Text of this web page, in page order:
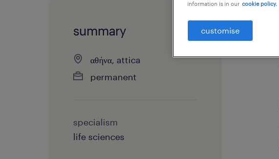
summary
αθήνα, attica
permanent
specialism
life sciences
information is in our cookie policy.
customise